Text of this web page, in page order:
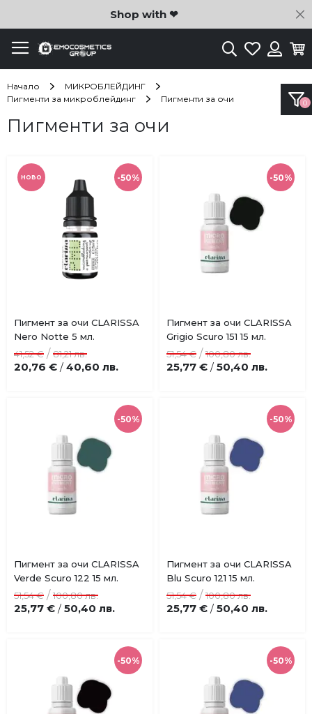
Shop with ❤
ТърсенеЛюбими
Начало
МИКРОБЛЕЙДИНГ
Пигменти за микроблейдинг
Пигменти за очи
Пигменти за очи
-50%
НОВО
Купи
Пигмент за очи CLARISSA
Nero Notte 5 мл.
20,76 € / 40,60 лв.
41,52 € /81,21 лв.
-50%
Добави
в
любими
Пигмент за очи CLARISSA
Grigio Scuro 151 15 мл.
25,77 € / 50,40 лв.
51,54 € /100,80 лв.
-50%
Добави
в
любими
Пигмент за очи CLARISSA
Verde Scuro 122 15 мл.
25,77 € / 50,40 лв.
51,54 € /100,80 лв.
-50%
Добави
в
любими
Пигмент за очи CLARISSA
Blu Scuro 121 15 мл.
25,77 € / 50,40 лв.
51,54 € /100,80 лв.
-50% -50%